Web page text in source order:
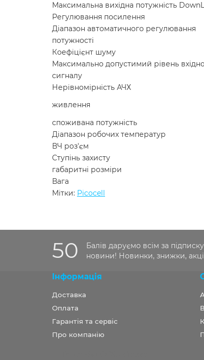
Максимальна вихідна потужність
Регулювання посилення
Діапазон автоматичного регулювання
потужності
Коефіцієнт шуму
Максимально допустимий рівень
сигналу
Нерівномірність АЧХ
живлення
споживана потужність
Діапазон робочих температур
ВЧ роз'єм
Ступінь захисту
габаритні розміри
Вага
Мітки: Picocell
50
Балів даруємо всім за
новини! Новинки, знижки,
Інформація
Доставка
Оплата
Гарантія та сервіс
Про компанію